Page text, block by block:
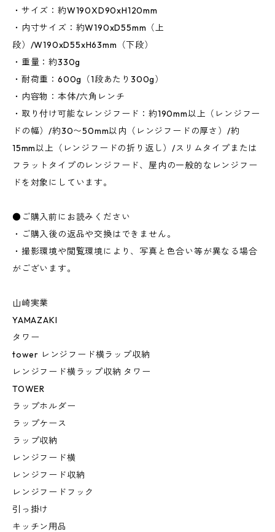
・サイズ：約W190XD90xH120mm
・内寸サイズ：約W190xD55mm（上
段）/W190xD55xH63mm（下段）
・重量：約330g
・耐荷重：600g（1段あたり300g）
・内容物：本体/六角レンチ
・取り付け可能なレンジフード：約190mm以上（レンジフー
ドの幅）/約30〜50mm以内（レンジフードの厚さ）/約
15mm以上（レンジフードの折り返し）/スリムタイプまたは
フラットタイプのレンジフード、屋内の一般的なレンジフー
ドを対象にしています。
●ご購入前にお読みください
・ご購入後の返品や交換はできません。
・撮影環境や閲覧環境により、写真と色合い等が異なる場合
がございます。
山崎実業
YAMAZAKI
タワー
tower レンジフード横ラップ収納
レンジフード横ラップ収納 タワー
TOWER
ラップホルダー
ラップケース
ラップ収納
レンジフード横
レンジフード収納
レンジフードフック
引っ掛け
キッチン用品